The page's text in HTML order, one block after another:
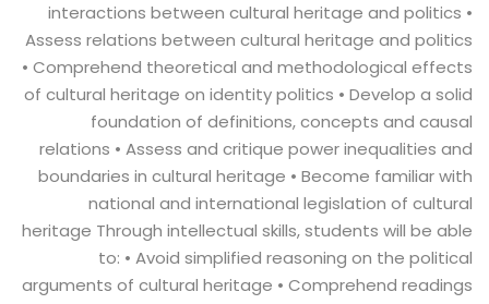
interactions between cultural heritage and politics •
Assess relations between cultural heritage and politics
• Comprehend theoretical and methodological effects
of cultural heritage on identity politics • Develop a solid
foundation of definitions, concepts and causal
relations • Assess and critique power inequalities and
boundaries in cultural heritage • Become familiar with
national and international legislation of cultural
heritage Through intellectual skills, students will be able
to: • Avoid simplified reasoning on the political
arguments of cultural heritage • Comprehend readings